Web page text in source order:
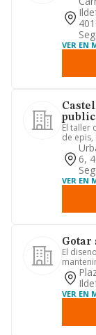
VER EN
El taller
de epis,
6,
VER EN
Gotar
El
tod...
VER EN